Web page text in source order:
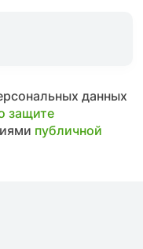
данных
защите
публичной